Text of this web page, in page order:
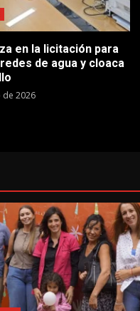
en la licitación para
de agua y cloaca
de 2026